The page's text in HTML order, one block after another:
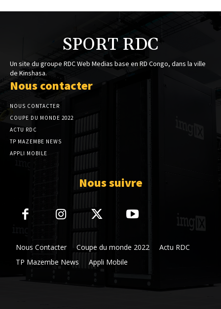
SPORT RDC
Un site du groupe RDC Web Medias base en RD Congo, dans la ville
de Kinshasa.
Nous contacter
NOUS CONTACTER
COUPE DU MONDE 2022
ACTU RDC
TP MAZEMBE NEWS
APPLI MOBILE
Nous suivre
Nous Contacter Coupe du monde 2022
Actu RDC
TP Mazembe News
Appli Mobile